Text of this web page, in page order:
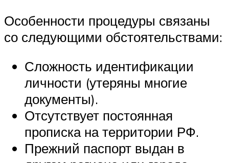
Особенности процедуры связаны
со следующими обстоятельствами:
Сложность идентификации
личности (утеряны многие
документы).
Отсутствует постоянная
прописка на территории РФ.
Прежний паспорт выдан в